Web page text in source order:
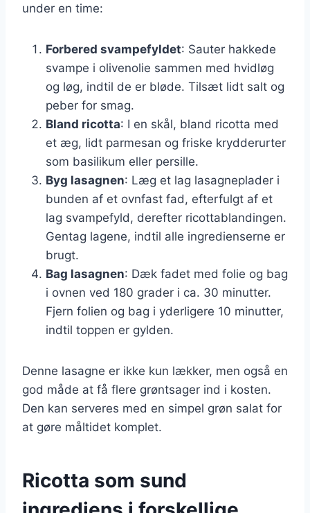
under en time:
Forbered svampefyldet: Sauter hakkede
svampe i olivenolie sammen med hvidløg
og løg, indtil de er bløde. Tilsæt lidt salt og
peber for smag.
Bland ricotta: I en skål, bland ricotta med
et æg, lidt parmesan og friske krydderurter
som basilikum eller persille.
Byg lasagnen: Læg et lag lasagneplader i
bunden af et ovnfast fad, efterfulgt af et
lag svampefyld, derefter ricottablandingen.
Gentag lagene, indtil alle ingredienserne er
brugt.
Bag lasagnen: Dæk fadet med folie og bag
i ovnen ved 180 grader i ca. 30 minutter.
Fjern folien og bag i yderligere 10 minutter,
indtil toppen er gylden.
Denne lasagne er ikke kun lækker, men også en
god måde at få flere grøntsager ind i kosten.
Den kan serveres med en simpel grøn salat for
at gøre måltidet komplet.
Ricotta som sund